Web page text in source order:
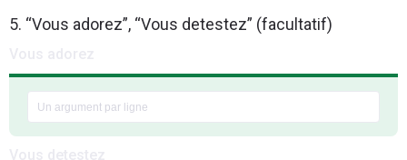
5. “Vous adorez”, “Vous detestez” (facultatif)